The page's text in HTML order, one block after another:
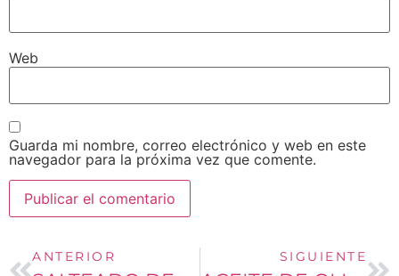
Web
Guarda mi nombre, correo electrónico y web en este
navegador para la próxima vez que comente.
ANTERIOR SIGUIENTE